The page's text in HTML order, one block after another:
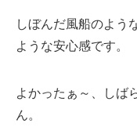
しぼんだ風船のよう
ような安心感です。
よかったぁ～、しば
ん。